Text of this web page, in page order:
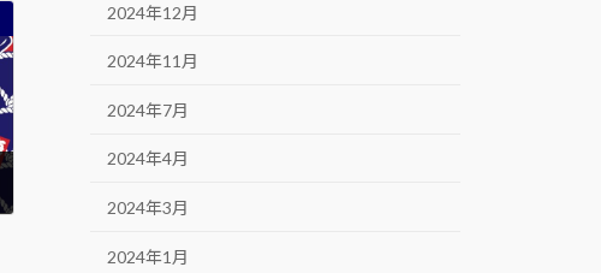
2024年12月
2024年11月
2024年7月
2024年4月
2024年3月
2024年1月